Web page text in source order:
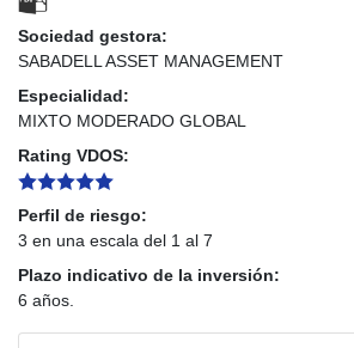
Sociedad gestora:
SABADELL ASSET MANAGEMENT
Especialidad:
MIXTO MODERADO GLOBAL
Rating VDOS:
Perfil de riesgo:
3 en una escala del 1 al 7
Plazo indicativo de la inversión:
6 años.